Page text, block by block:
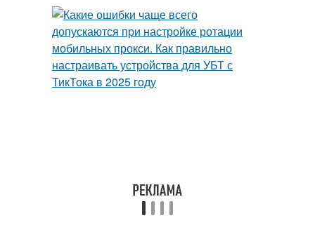
Прокси в арбитраже Прокси с оплатой